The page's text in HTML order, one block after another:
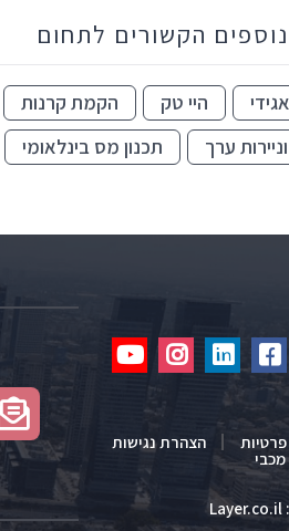
הקשורים לתחום
היי טק
הקמת קרנות
ערך
תכנון מס בינלאומי
Click
to
redirect
our
Facebook
profile
Click
redirect
our
Linkedin
profile
Click
redirect
our
Instagram
profile
Click
redirect
our
Youtube
profile
פרטיות הצהרת נגישות
Layer.co.il